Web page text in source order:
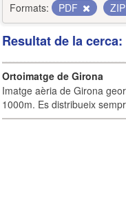
Formats:
PDF
Resultat de la
Ortoimatge de Girona
Imatge aèria de Girona
1000m. Es distribueix